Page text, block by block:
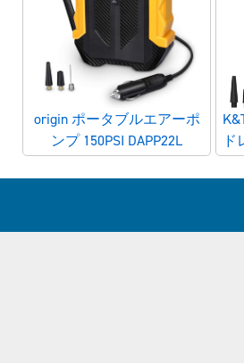
origin ポータブルエアーポ
ンプ 150PSI DAPP22L
ド